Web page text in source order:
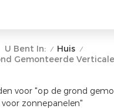
U Bent In: / Huis /
voor "op de grond
zonnepanelen"